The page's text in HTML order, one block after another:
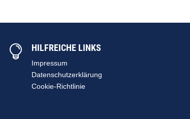
 HILFREICHE LINKS
Impressum
Datenschutzerklärung
Cookie-Richtlinie